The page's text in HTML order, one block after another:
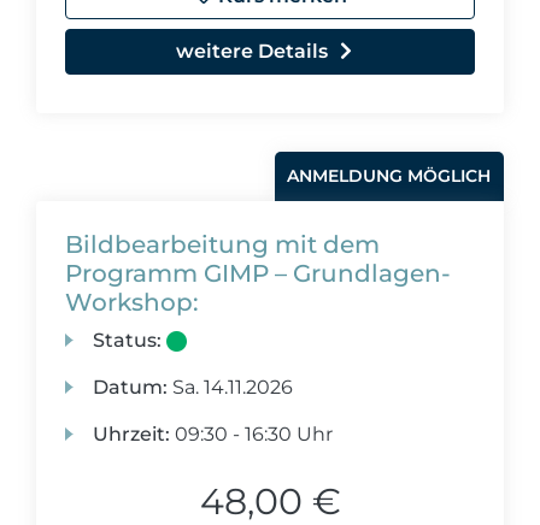
weitere Details
ANMELDUNG MÖGLICH
Bildbearbeitung mit dem
Programm GIMP – Grundlagen-
Workshop:
Status:
Datum: Sa. 14.11.2026
Uhrzeit: 09:30 - 16:30 Uhr
48,00 €